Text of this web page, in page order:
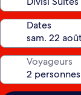
Dates
Voyageurs